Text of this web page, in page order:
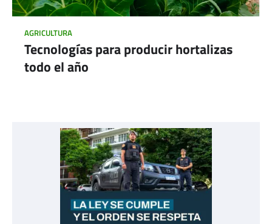
AGRICULTURA
Tecnologías para producir hortalizas
todo el año